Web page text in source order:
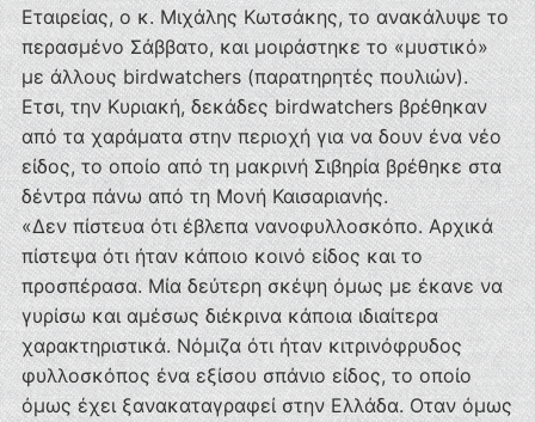
Εταιρείας, ο κ. Μιχάλης Κωτσάκης, το ανακάλυψε το
περασμένο Σάββατο, και μοιράστηκε το «μυστικό»
με άλλους birdwatchers (παρατηρητές πουλιών).
Eτσι, την Κυριακή, δεκάδες birdwatchers βρέθηκαν
από τα χαράματα στην περιοχή για να δουν ένα νέο
είδος, το οποίο από τη μακρινή Σιβηρία βρέθηκε στα
δέντρα πάνω από τη Μονή Καισαριανής.
«Δεν πίστευα ότι έβλεπα νανοφυλλοσκόπο. Αρχικά
πίστεψα ότι ήταν κάποιο κοινό είδος και το
προσπέρασα. Μία δεύτερη σκέψη όμως με έκανε να
γυρίσω και αμέσως διέκρινα κάποια ιδιαίτερα
χαρακτηριστικά. Νόμιζα ότι ήταν κιτρινόφρυδος
φυλλοσκόπος ένα εξίσου σπάνιο είδος, το οποίο
όμως έχει ξανακαταγραφεί στην Ελλάδα. Oταν όμως